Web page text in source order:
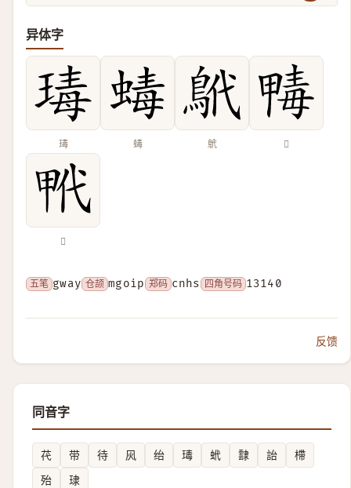
异体字
瑇 蝳 鴏 𣫹
𤱢
五笔 gway 仓颉 mgoip 郑码 cnhs 四角号码 13140
反馈
同音字
䒫 带 待 㶡 绐 瑇 蚮 霴 詒
㯂
殆
㻖